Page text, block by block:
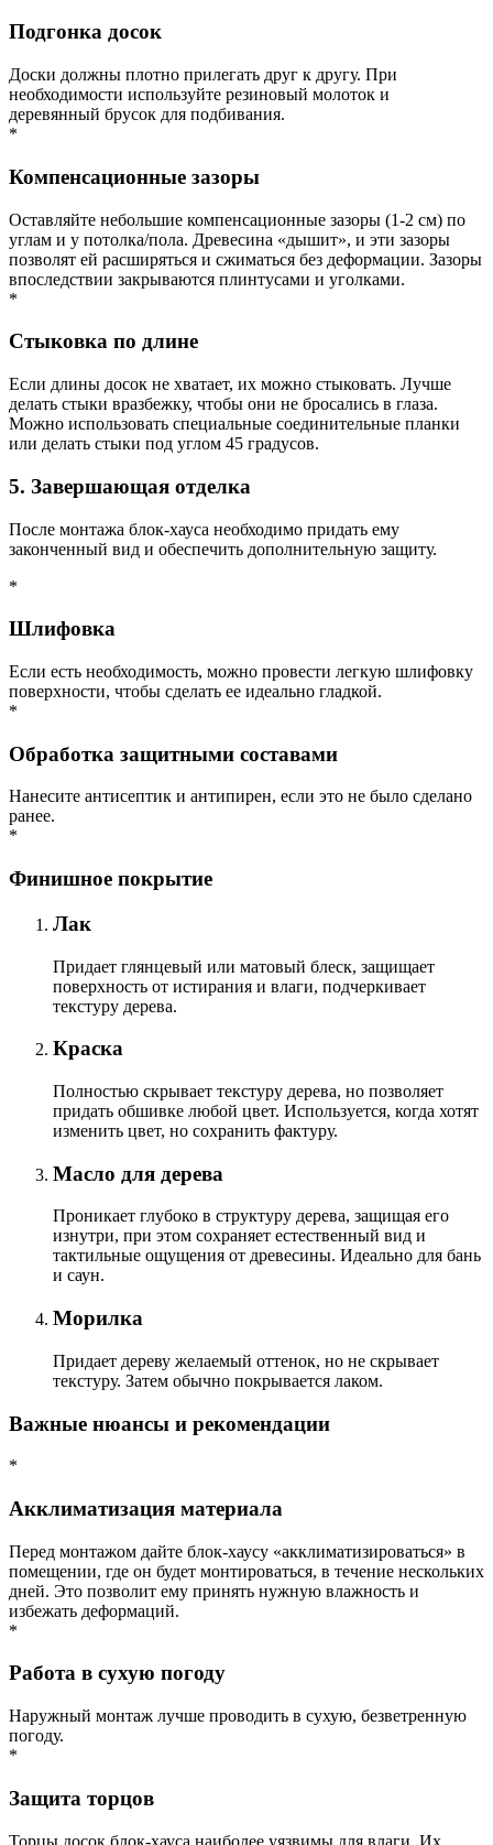
Подгонка досок
Доски должны плотно прилегать друг к другу. При
необходимости используйте резиновый молоток и
деревянный брусок для подбивания.
*
Компенсационные зазоры
Оставляйте небольшие компенсационные зазоры (1-2 см) по
углам и у потолка/пола. Древесина «дышит», и эти зазоры
позволят ей расширяться и сжиматься без деформации. Зазоры
впоследствии закрываются плинтусами и уголками.
*
Стыковка по длине
Если длины досок не хватает, их можно стыковать. Лучше
делать стыки вразбежку, чтобы они не бросались в глаза.
Можно использовать специальные соединительные планки
или делать стыки под углом 45 градусов.
5. Завершающая отделка
После монтажа блок-хауса необходимо придать ему
законченный вид и обеспечить дополнительную защиту.
*
Шлифовка
Если есть необходимость, можно провести легкую шлифовку
поверхности, чтобы сделать ее идеально гладкой.
*
Обработка защитными составами
Нанесите антисептик и антипирен, если это не было сделано
ранее.
*
Финишное покрытие
Лак
Придает глянцевый или матовый блеск, защищает
поверхность от истирания и влаги, подчеркивает
текстуру дерева.
Краска
Полностью скрывает текстуру дерева, но позволяет
придать обшивке любой цвет. Используется, когда хотят
изменить цвет, но сохранить фактуру.
Масло для дерева
Проникает глубоко в структуру дерева, защищая его
изнутри, при этом сохраняет естественный вид и
тактильные ощущения от древесины. Идеально для бань
и саун.
Морилка
Придает дереву желаемый оттенок, но не скрывает
текстуру. Затем обычно покрывается лаком.
Важные нюансы и рекомендации
*
Акклиматизация материала
Перед монтажом дайте блок-хаусу «акклиматизироваться» в
помещении, где он будет монтироваться, в течение нескольких
дней. Это позволит ему принять нужную влажность и
избежать деформаций.
*
Работа в сухую погоду
Наружный монтаж лучше проводить в сухую, безветренную
погоду.
*
Защита торцов
Торцы досок блок-хауса наиболее уязвимы для влаги. Их